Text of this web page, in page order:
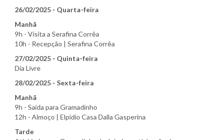
26/02/2025 - Quarta-feira
Manhã
9h - Visita a Serafina Corrêa
10h - Recepção | Serafina Corrêa
27/02/2025 - Quinta-feira
Dia Livre
28/02/2025 - Sexta-feira
Manhã
9h - Saída para Gramadinho
12h - Almoço | Elpídio Casa Dalla Gasperina
Tarde